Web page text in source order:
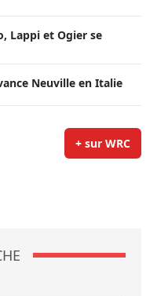
Lappi et Ogier se
Neuville en Italie
+ sur WRC